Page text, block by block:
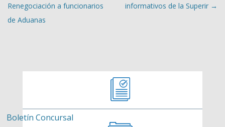
Renegociación a funcionarios
de Aduanas
informativos de la Superir →
Boletín Concursal